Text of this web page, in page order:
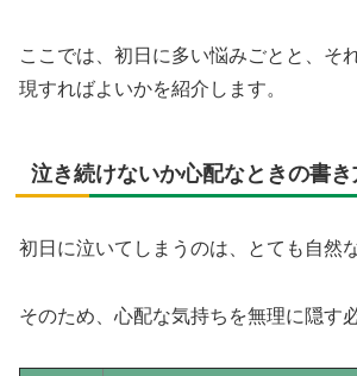
ここでは、初日に多い悩みごとと、そ
現すればよいかを紹介します。
泣き続けないか心配なときの書き
初日に泣いてしまうのは、とても自然
そのため、心配な気持ちを無理に隠す